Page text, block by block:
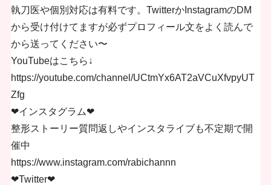
執刀医や個別対応は有料です。TwitterかInstagramのDM
から受け付けてますが必ずプロフィール文をよく読んで
から送ってください〜
YouTubeはこちら↓
https://youtube.com/channel/UCtmYx6AT2aVCuXfvpyUT
Zfg
❤︎インスタグラム❤︎
整形ストーリー質問返しやインスタライブも不定期で開
催中
https://www.instagram.com/rabichannn
❤︎Twitter❤︎